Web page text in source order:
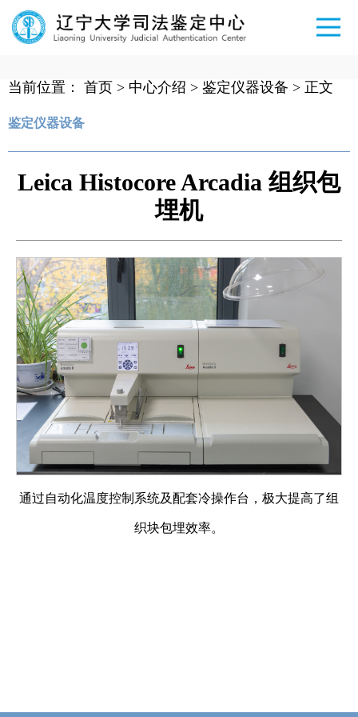
当前位置： 首页 > 中心介绍 > 鉴定仪器设备 > 正文
鉴定仪器设备
Leica Histocore Arcadia 组织包
埋机
通过自动化温度控制系统及配套冷操作台，极大提高了组
织块包埋效率。